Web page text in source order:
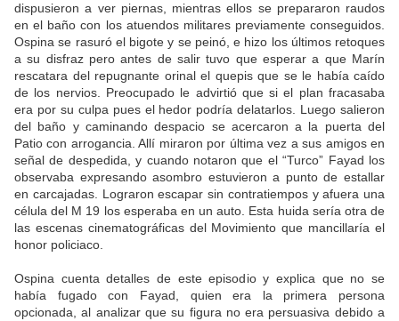
dispusieron a ver piernas, mientras ellos se prepararon raudos
en el baño con los atuendos militares previamente conseguidos.
Ospina se rasuró el bigote y se peinó, e hizo los últimos retoques
a su disfraz pero antes de salir tuvo que esperar a que Marín
rescatara del repugnante orinal el quepis que se le había caído
de los nervios. Preocupado le advirtió que si el plan fracasaba
era por su culpa pues el hedor podría delatarlos. Luego salieron
del baño y caminando despacio se acercaron a la puerta del
Patio con arrogancia. Allí miraron por última vez a sus amigos en
señal de despedida, y cuando notaron que el “Turco” Fayad los
observaba expresando asombro estuvieron a punto de estallar
en carcajadas. Lograron escapar sin contratiempos y afuera una
célula del M 19 los esperaba en un auto. Esta huida sería otra de
las escenas cinematográficas del Movimiento que mancillaría el
honor policiaco.
Ospina cuenta detalles de este episodio y explica que no se
había fugado con Fayad, quien era la primera persona
opcionada, al analizar que su figura no era persuasiva debido a